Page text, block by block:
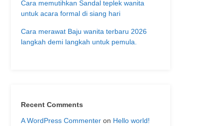
Cara memutihkan Sandal teplek wanita
untuk acara formal di siang hari
Cara merawat Baju wanita terbaru 2026
langkah demi langkah untuk pemula.
Recent Comments
A WordPress Commenter on Hello world!